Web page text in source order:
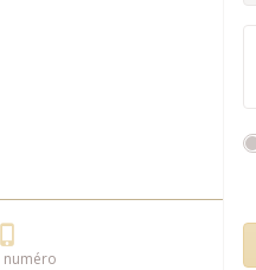
numéro